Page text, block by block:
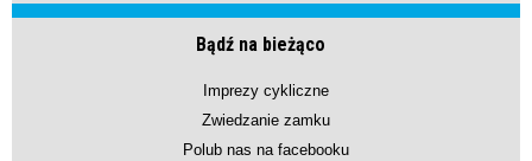
Bądź na bieżąco
Imprezy cykliczne
Zwiedzanie zamku
Polub nas na facebooku